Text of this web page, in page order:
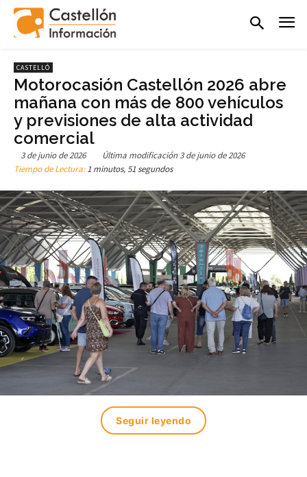
CASTELLÓ
Motorocasión Castellón 2026 abre
mañana con más de 800 vehículos
y previsiones de alta actividad
comercial
3 de junio de 2026 Última modificación 3 de junio de 2026
Tiempo de Lectura:1 minutos, 51 segundos
Seguir leyendo